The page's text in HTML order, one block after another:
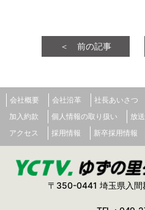
＜ 前の記事
会社概要 会社沿革 社長あいさつ
加入約款
個人情報の取り扱い 放
アクセス
採用情報 新卒採用情報
〒350-0441 埼玉県入間